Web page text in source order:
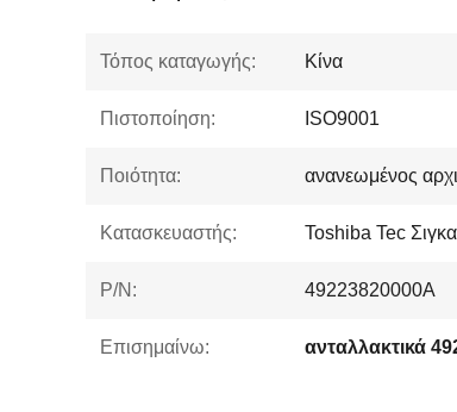
Τόπος καταγωγής: Κίνα
Πιστοποίηση: ISO9001
Ποιότητα: ανανεωμένος
Κατασκευαστής: Toshiba Tec
P/N: 49223820000A
Επισημαίνω: